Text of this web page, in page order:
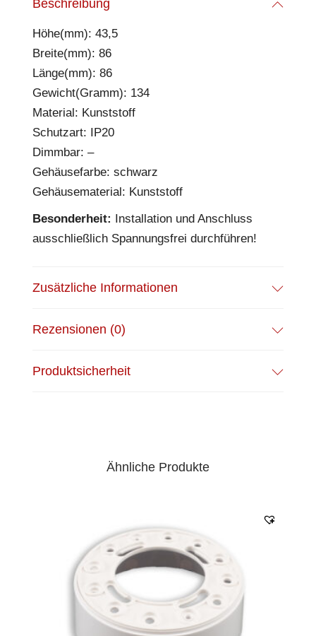
Beschreibung
Höhe(mm): 43,5
Breite(mm): 86
Länge(mm): 86
Gewicht(Gramm): 134
Material: Kunststoff
Schutzart: IP20
Dimmbar: –
Gehäusefarbe: schwarz
Gehäusematerial: Kunststoff
Besonderheit: Installation und Anschluss
ausschließlich Spannungsfrei durchführen!
Zusätzliche Informationen
Rezensionen (0)
Produktsicherheit
Ähnliche Produkte